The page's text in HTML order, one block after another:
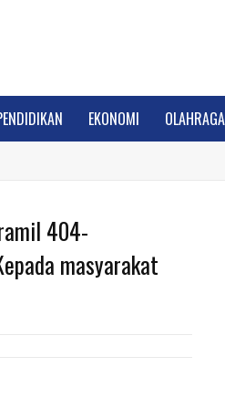
EKONOMI OLAHRAGA
404-
masyarakat